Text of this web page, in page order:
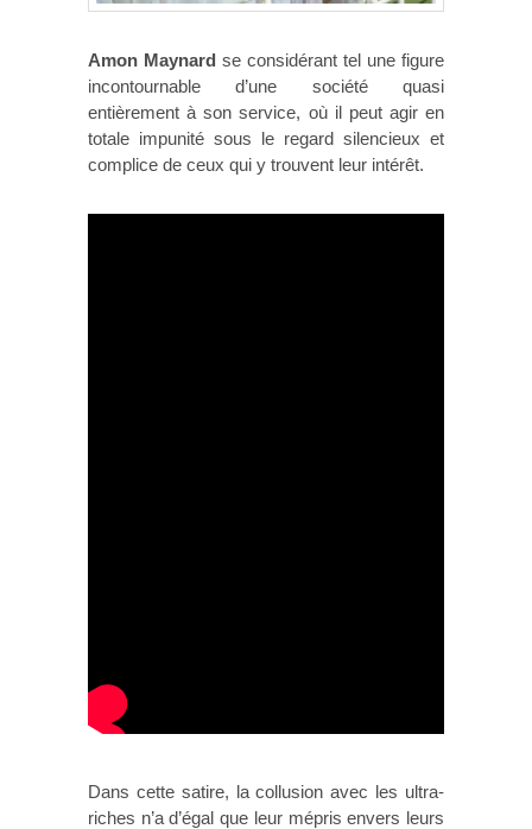
Amon Maynard se considérant tel une figure
incontournable d’une société quasi
entièrement à son service, où il peut agir en
totale impunité sous le regard silencieux et
complice de ceux qui y trouvent leur intérêt.
Dans cette satire, la collusion avec les ultra-
riches n’a d’égal que leur mépris envers leurs